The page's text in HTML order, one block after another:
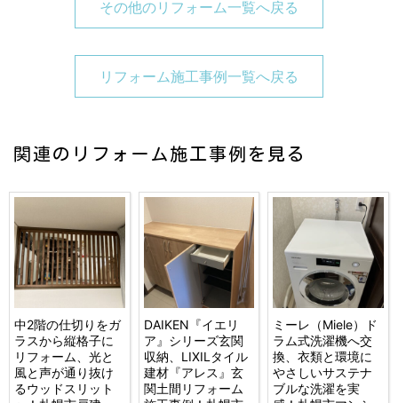
その他のリフォーム一覧へ戻る
リフォーム施工事例一覧へ戻る
関連のリフォーム施工事例を見る
中2階の仕切りをガ
ラスから縦格子に
リフォーム、光と
風と声が通り抜け
るウッドスリット
DAIKEN『イエリ
ア』シリーズ玄関
収納、LIXILタイル
建材『アレス』玄
関土間リフォーム
ミーレ（Miele）ド
ラム式洗濯機へ交
換、衣類と環境に
やさしいサステナ
ブルな洗濯を実